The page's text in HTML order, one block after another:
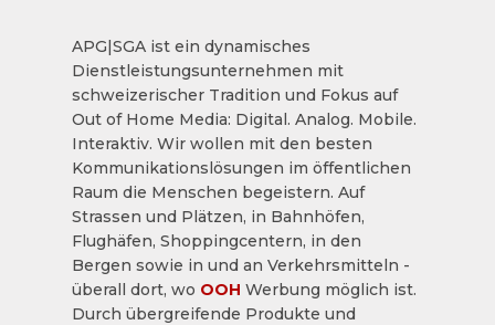
APG|SGA ist ein dynamisches
Dienstleistungsunternehmen mit
schweizerischer Tradition und Fokus auf
Out of Home Media: Digital. Analog. Mobile.
Interaktiv. Wir wollen mit den besten
Kommunikationslösungen im öffentlichen
Raum die Menschen begeistern. Auf
Strassen und Plätzen, in Bahnhöfen,
Flughäfen, Shoppingcentern, in den
Bergen sowie in und an Verkehrsmitteln -
überall dort, wo OOH Werbung möglich ist.
Durch übergreifende Produkte und